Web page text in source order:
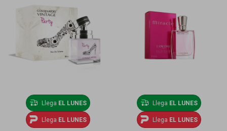
Llega EL LUNES
Llega EL LUNES
Llega EL LUNES
Llega EL LUNES